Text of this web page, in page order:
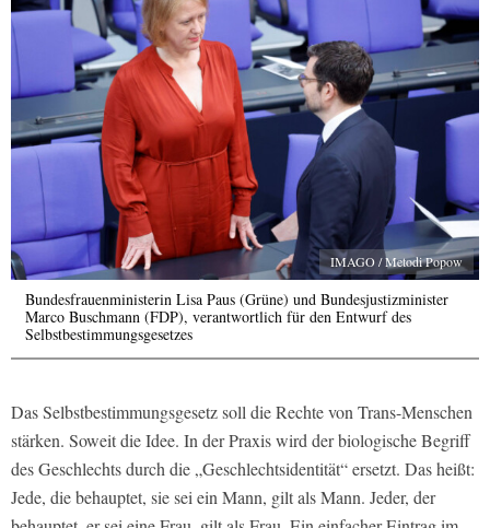
IMAGO / Metodi Popow
Bundesfrauenministerin Lisa Paus (Grüne) und Bundesjustizminister
Marco Buschmann (FDP), verantwortlich für den Entwurf des
Selbstbestimmungsgesetzes
Das Selbstbestimmungsgesetz soll die Rechte von Trans-Menschen
stärken. Soweit die Idee. In der Praxis wird der biologische Begriff
des Geschlechts durch die „Geschlechtsidentität“ ersetzt. Das heißt:
Jede, die behauptet, sie sei ein Mann, gilt als Mann. Jeder, der